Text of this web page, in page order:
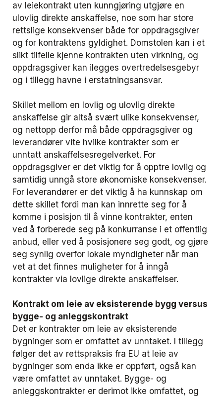
av leiekontrakt uten kunngjøring utgjøre en
ulovlig direkte anskaffelse, noe som har store
rettslige konsekvenser både for oppdragsgiver
og for kontraktens gyldighet. Domstolen kan i et
slikt tilfelle kjenne kontrakten uten virkning, og
oppdragsgiver kan ilegges overtredelsesgebyr
og i tillegg havne i erstatningsansvar.
Skillet mellom en lovlig og ulovlig direkte
anskaffelse gir altså svært ulike konsekvenser,
og nettopp derfor må både oppdragsgiver og
leverandører vite hvilke kontrakter som er
unntatt anskaffelsesregelverket. For
oppdragsgiver er det viktig for å opptre lovlig og
samtidig unngå store økonomiske konsekvenser.
For leverandører er det viktig å ha kunnskap om
dette skillet fordi man kan innrette seg for å
komme i posisjon til å vinne kontrakter, enten
ved å forberede seg på konkurranse i et offentlig
anbud, eller ved å posisjonere seg godt, og gjøre
seg synlig overfor lokale myndigheter når man
vet at det finnes muligheter for å inngå
kontrakter via lovlige direkte anskaffelser.
Kontrakt om leie av eksisterende bygg versus
bygge- og anleggskontrakt
Det er kontrakter om leie av eksisterende
bygninger som er omfattet av unntaket. I tillegg
følger det av rettspraksis fra EU at leie av
bygninger som enda ikke er oppført, også kan
være omfattet av unntaket. Bygge- og
anleggskontrakter er derimot ikke omfattet, og